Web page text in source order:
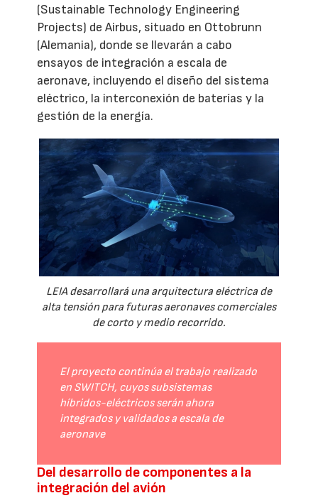
(Sustainable Technology Engineering
Projects) de Airbus, situado en Ottobrunn
(Alemania), donde se llevarán a cabo
ensayos de integración a escala de
aeronave, incluyendo el diseño del sistema
eléctrico, la interconexión de baterías y la
gestión de la energía.
LEIA desarrollará una arquitectura eléctrica de
alta tensión para futuras aeronaves comerciales
de corto y medio recorrido.
El proyecto continúa el trabajo realizado
en SWITCH, cuyos subsistemas
híbridos-eléctricos serán ahora
integrados y validados a escala de
aeronave
Del desarrollo de componentes a la
integración del avión